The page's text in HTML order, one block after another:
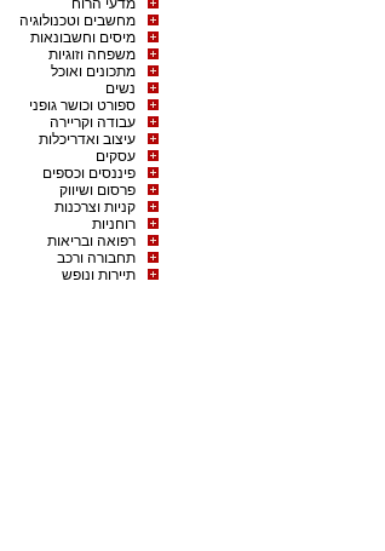
מדעי הרוח
מחשבים וטכנולוגיה
מיסים וחשבונאות
משפחה וזוגיות
מתכונים ואוכל
נשים
ספורט וכושר גופני
עבודה וקריירה
עיצוב ואדריכלות
עסקים
פיננסים וכספים
פרסום ושיווק
קניות וצרכנות
רוחניות
רפואה ובריאות
תחבורה ורכב
תיירות ונופש